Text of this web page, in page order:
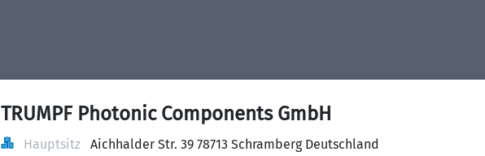
TRUMPF Photonic Components GmbH
Hauptsitz
Aichhalder Str. 39 78713 Schramberg Deutschland